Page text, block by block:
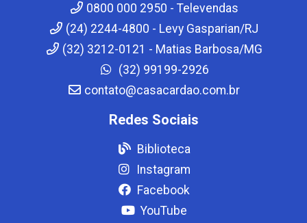
0800 000 2950 - Televendas
(24) 2244-4800 - Levy Gasparian/RJ
(32) 3212-0121 - Matias Barbosa/MG
(32) 99199-2926
contato@casacardao.com.br
Redes Sociais
Biblioteca
Instagram
Facebook
YouTube